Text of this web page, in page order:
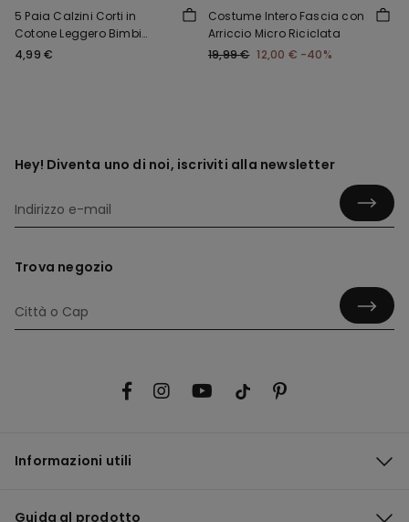
5 Paia Calzini Corti in
Cotone Leggero Bimbi
Unisex
4,99 €
Costume Intero Fascia con
Arriccio Micro Riciclata
19,99 € 12,00 € -40%
Hey! Diventa uno di noi, iscriviti alla newsletter
Trova negozio
Informazioni utili
Guida al prodotto